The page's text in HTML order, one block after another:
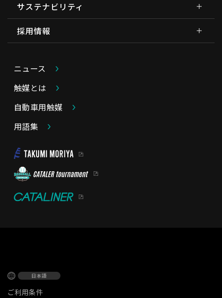
サステナビリティ
採用情報
ニュース
触媒とは
自動車用触媒
用語集
日本語
ご利用条件